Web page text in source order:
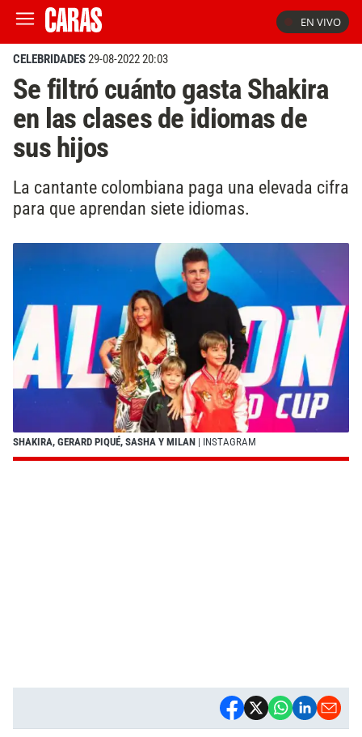
EN VIVO
CELEBRIDADES29-08-2022 20:03
Se filtró cuánto gasta Shakira
en las clases de idiomas de
sus hijos
La cantante colombiana paga una elevada cifra
para que aprendan siete idiomas.
SHAKIRA, GERARD PIQUÉ, SASHA Y MILAN | INSTAGRAM